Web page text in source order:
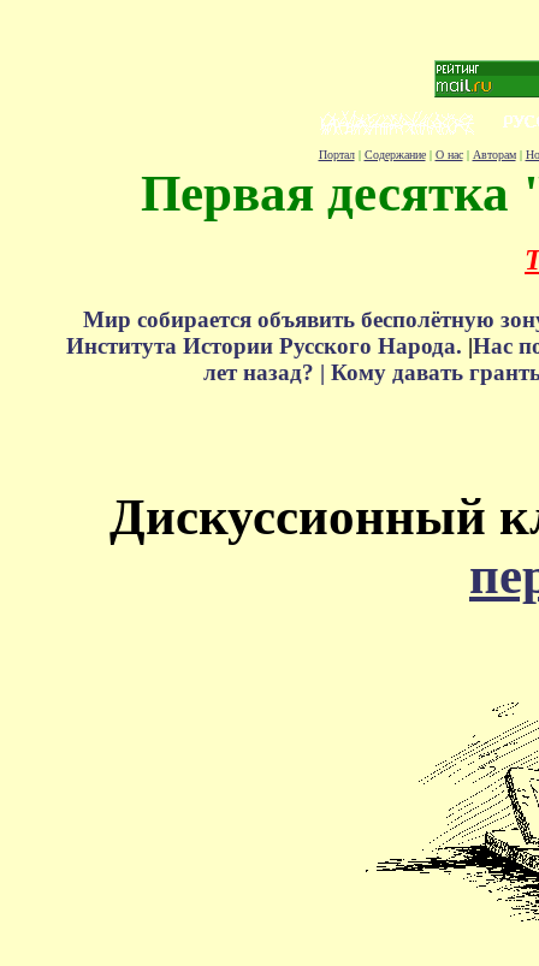
Портал| Содержание| О нас| Авторам|
Первая десятка
Мир собирается объявить бесполётную
Института Истории Русского Народа. |Нас
лет назад? | Кому давать
Дискуссионный